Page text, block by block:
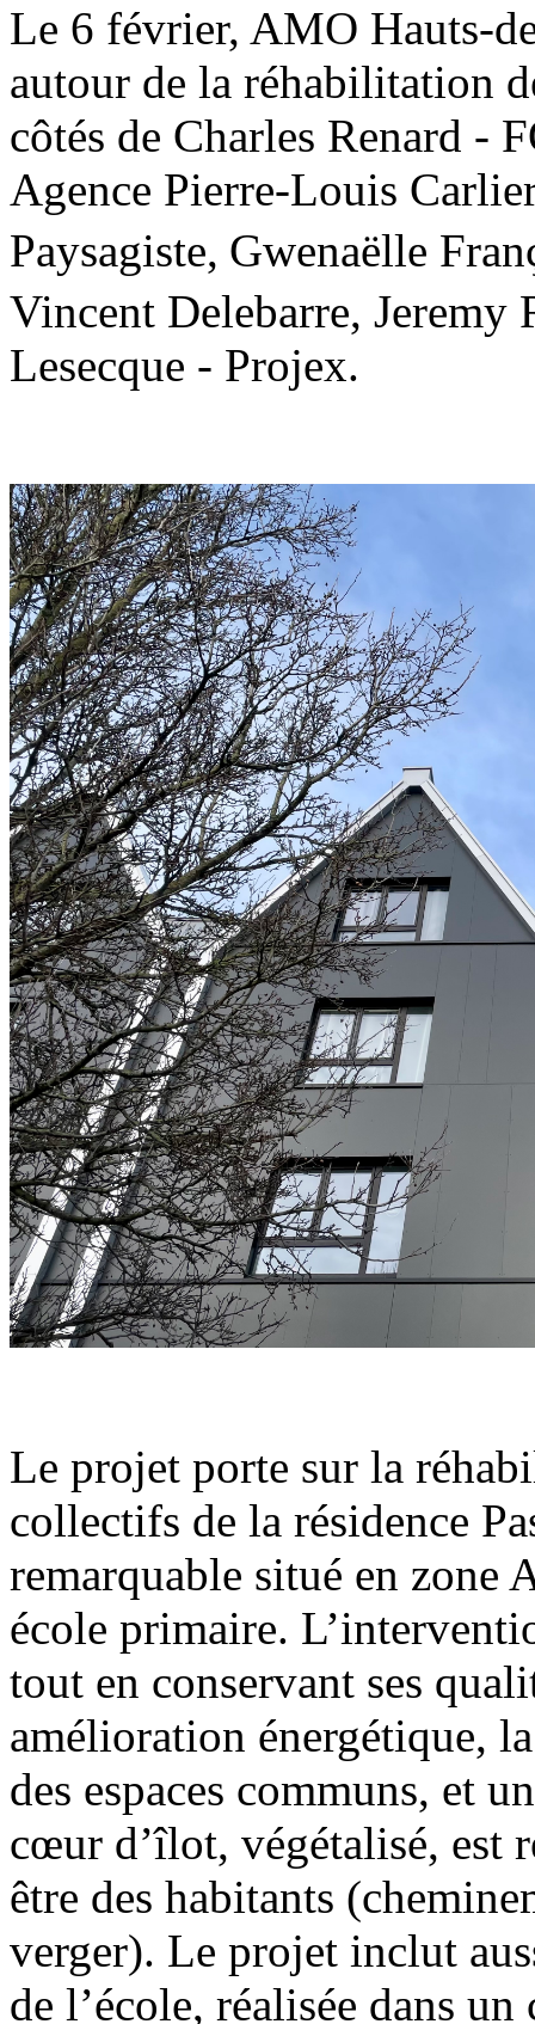
Le 6 février, AMO Hauts-
autour de la réhabilitation
côtés de Charles Renard -
Agence Pierre-Louis
Paysagiste, Gwenaëlle
Vincent Delebarre, Jeremy
Lesecque - Projex.
Le projet porte sur la
collectifs de la résidence
remarquable situé en zone
école primaire.
tout en conservant ses
amélioration énergétique,
des espaces communs, et
cœur d’îlot, végétalisé, est
être des habitants
verger). Le projet inclut
de l’école, réalisée dans